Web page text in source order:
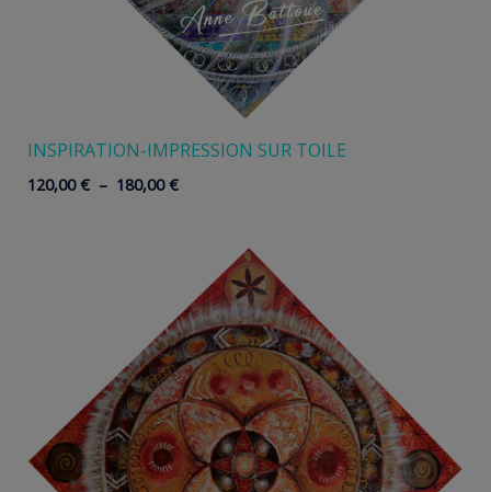
INSPIRATION-IMPRESSION SUR TOILE
120,00€ – 180,00€Plage
180,00 €